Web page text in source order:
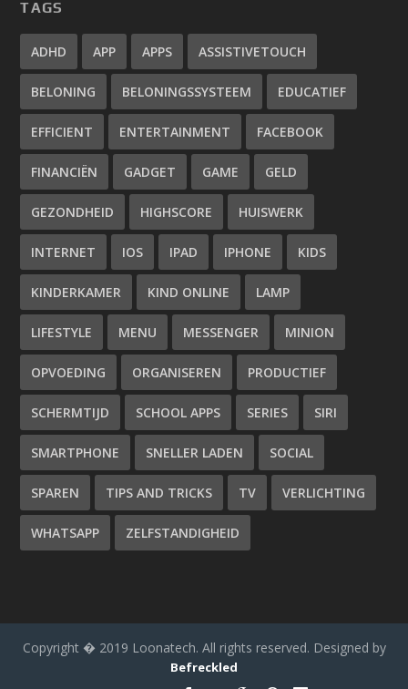
TAGS
ADHD APP APPS ASSISTIVETOUCH
BELONING BELONINGSSYSTEEM EDUCATIEF
EFFICIENT ENTERTAINMENT FACEBOOK
FINANCIËN GADGET GAME GELD
GEZONDHEID HIGHSCORE HUISWERK
INTERNET IOS IPAD IPHONE KIDS
KINDERKAMER KIND ONLINE LAMP
LIFESTYLE MENU MESSENGER MINION
OPVOEDING ORGANISEREN PRODUCTIEF
SCHERMTIJD SCHOOL APPS SERIES SIRI
SMARTPHONE SNELLER LADEN SOCIAL
SPAREN TIPS AND TRICKS TV VERLICHTING
WHATSAPP ZELFSTANDIGHEID
Copyright � 2019 Loonatech. All rights reserved. Designed by
Befreckled